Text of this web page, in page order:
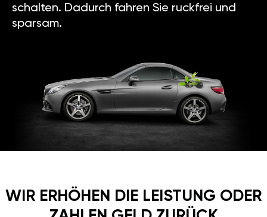
schalten. Dadurch fahren Sie ruckfrei und
sparsam.
WIR ERHÖHEN DIE LEISTUNG ODER